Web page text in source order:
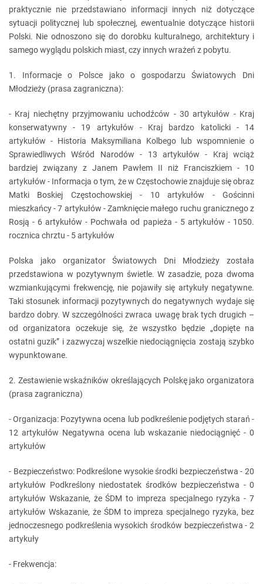
praktycznie nie przedstawiano informacji innych niż dotyczące
sytuacji politycznej lub społecznej, ewentualnie dotyczące historii
Polski. Nie odnoszono się do dorobku kulturalnego, architektury i
samego wyglądu polskich miast, czy innych wrażeń z pobytu.
1. Informacje o Polsce jako o gospodarzu Światowych Dni
Młodzieży (prasa zagraniczna):
- Kraj niechętny przyjmowaniu uchodźców - 30 artykułów - Kraj
konserwatywny - 19 artykułów - Kraj bardzo katolicki - 14
artykułów - Historia Maksymiliana Kolbego lub wspomnienie o
Sprawiedliwych Wśród Narodów - 13 artykułów - Kraj wciąż
bardziej związany z Janem Pawłem II niż Franciszkiem - 10
artykułów - Informacja o tym, że w Częstochowie znajduje się obraz
Matki Boskiej Częstochowskiej - 10 artykułów - Gościnni
mieszkańcy - 7 artykułów - Zamknięcie małego ruchu granicznego z
Rosją - 6 artykułów - Pochwała od papieża - 5 artykułów - 1050.
rocznica chrztu - 5 artykułów
Polska jako organizator Światowych Dni Młodzieży została
przedstawiona w pozytywnym świetle. W zasadzie, poza dwoma
wzmiankującymi frekwencję, nie pojawiły się artykuły negatywne.
Taki stosunek informacji pozytywnych do negatywnych wydaje się
bardzo dobry. W szczególności zwraca uwagę brak tych drugich –
od organizatora oczekuje się, że wszystko będzie „dopięte na
ostatni guzik” i zazwyczaj wszelkie niedociągnięcia zostają szybko
wypunktowane.
2. Zestawienie wskaźników określających Polskę jako organizatora
(prasa zagraniczna)
- Organizacja: Pozytywna ocena lub podkreślenie podjętych starań -
12 artykułów Negatywna ocena lub wskazanie niedociągnięć - 0
artykułów
- Bezpieczeństwo: Podkreślone wysokie środki bezpieczeństwa - 20
artykułów Podkreślony niedostatek środków bezpieczeństwa - 0
artykułów Wskazanie, że ŚDM to impreza specjalnego ryzyka - 7
artykułów Wskazanie, że ŚDM to impreza specjalnego ryzyka, bez
jednoczesnego podkreślenia wysokich środków bezpieczeństwa - 2
artykuły
- Frekwencja: